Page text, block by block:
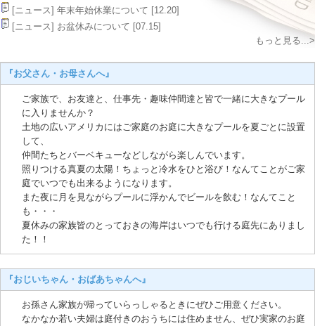
[ニュース] 年末年始休業について [12.20]
[ニュース] お盆休みについて [07.15]
もっと見る...>
『お父さん・お母さんへ』
ご家族で、お友達と、仕事先・趣味仲間達と皆で一緒に大きなプール
に入りませんか？
土地の広いアメリカにはご家庭のお庭に大きなプールを夏ごとに設置
して、
仲間たちとバーベキューなどしながら楽しんでいます。
照りつける真夏の太陽！ちょっと冷水をひと浴び！なんてことがご家
庭でいつでも出来るようになります。
また夜に月を見ながらプールに浮かんでビールを飲む！なんてこと
も・・・
夏休みの家族皆のとっておきの海岸はいつでも行ける庭先にありまし
た！！
『おじいちゃん・おばあちゃんへ』
お孫さん家族が帰っていらっしゃるときにぜひご用意ください。
なかなか若い夫婦は庭付きのおうちには住めません、ぜひ実家のお庭